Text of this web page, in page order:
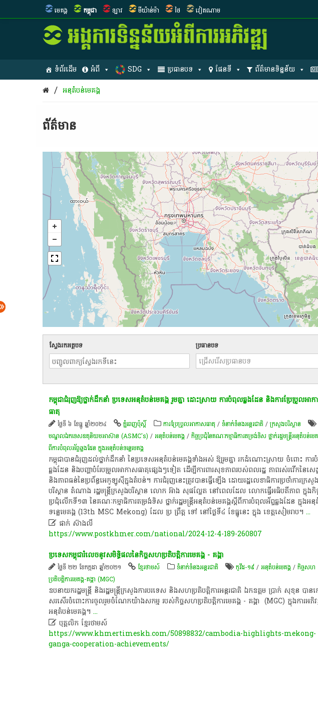
មេគង្គ កម្ពុជា ឡាវ មីយ៉ាន់ម៉ា ថៃ វៀតណាម
ទំព័រដើម អំពី SDG ប្រធានបទ ផែនទី ព័ត៌មានទិន្នន័យ
/ ​អនុ​តំបន់​មេគង្គ
ព័ត៌មាន​
ស្វែងរកអត្ថបទ ប្រធានបទ
កម្ពុជា​ជំរុញ​ឱ្យ​ថ្នាក់​ដឹកនាំ ​ប្រទេស​អនុតំបន់​មេគង្គ រួមគ្នា ​ដោះ​ស្រា​យ ការបំពុល​ឆ្លងដែន និង​ការ​ប្រែ​ប្រួល​អា​
ធាតុ
ថ្ងៃទី ៦ ខែធ្នូ ឆ្នាំ២០២៤ ភ្នំពេញប៉ុស្តិ៍ ការប្រែប្រួលអាកាសធាតុ/ទំនាក់ទំនងអន្តរជាតិ/ក្រសួងបរិស្ថាន
មណ្ឌលឯកទេសឧតុនិយមអាស៊ាន (ASMC's) /​អនុ​តំបន់​មេគង្គ /កិច្ចប្រជុំនៃគណៈកម្មាធិការ​តម្រង់ទិស​ ថ្នាក់​រដ្ឋមន្ត្រី​អនុតំបន់​មេ
ពី​ការ​បំពុលអ័ព្ទឆ្លងដែន ក្នុងអនុតំបន់ទន្លេមេគង្គ
កម្ពុជា​បានជំរុញ​ដល់ថ្នាក់​ដឹកនាំ នៃ​ប្រទេសអនុ​តំបន់មេគង្គ​ទាំងអស់ ឱ្យរួមគ្នា រក​ដំ​ណោះ​ស្រា​យ ចំពោះ កា
ឆ្លងដែន និងបញ្ហា​បំរែ​បម្រួល​អាកាសធាតុ​ផ្សេងៗ​ទៀត ដើម្បី​ការពារ​សុខភាព​របស់​ពលរដ្ឋ ភាព​រស់រវើក​នៃសេដ្
និង​ភាពធន់​នៃប្រព័ន្ធ​អេកូឡូស៊ី​ក្នុងតំបន់។ ការជំរុញនេះត្រូវបានធ្វើឡើង ដោយរដ្ឋលេខាធិការប្រចាំការក្រសួង
បរិស្ថាន តំណាង រដ្ឋមន្រ្តីក្រសួងបរិស្ថាន លោក អ៊ាង សុផល្លែត នៅពេលដែល លោកធ្វើអធិបតីភាព ក្នុងកិ
ប្រជុំលើកទី​១៣ នៃគណៈកម្មាធិការ​តម្រង់ទិស​ ថ្នាក់​រដ្ឋមន្ត្រី​អនុតំបន់​មេគង្គស្តី​ពី​ការ​បំពុលអ័ព្ទឆ្លងដែន ក្នុងអ
ទន្លេមេគង្គ (13th MSC Mekong) ដែល ប្រ ព្រឹត្ត ទៅ នៅថ្ងៃទី៤ ខែធ្នូ​នេះ ក្នុង​ ខេត្ត​សៀម​រាប។ ...
ផាក់ ស៊ាងលី
https://www.postkhmer.com/national/2024-12-4-189-260807
​ប្រទេស​កម្ពុជា​រំលេច​នូវ​សមិទ្ធិ​ផល​នៃ​កិច្ច​សហប្រតិបត្តិការ​មេគង្គ​ -​ គង្គា
ថ្ងៃទី ២២ ខែកក្កដា ឆ្នាំ២០២១ ខ្មែរថាមស៍ ទំនាក់ទំនងអន្តរជាតិ កូ​វី​ដ​-១៩/​អនុ​តំបន់​មេគង្គ /កិច្ច​សហ
ប្រតិបត្តិការ​មេគង្គ​​-គង្គា (MGC)
ឧបនាយករដ្ឋមន្ត្រី​ និង​រដ្ឋមន្ត្រី​ក្រសួងការបរទេស​ និង​សហប្រតិបត្តិការ​អន្តរជាតិ​ ឯកឧត្តម​ ប្រាក់​ សុ​ខុន​ បា
សរសើរ​ចំពោះ​ការ​ចូលរួម​ចំណែក​យ៉ាង​សកម្ម​ របស់​កិច្ច​សហប្រតិបត្តិការ​មេគង្គ​ -​ គង្គា​ ​ (MGC)​ ក្នុង​ការ​អភិ
អនុ​តំបន់​មេគង្គ​។​ ...
បុគ្គលិក​ ខ្មែរ​ថា​ម​ស៍​
https://www.khmertimeskh.com/50898832/cambodia-highlights-mekong-
ganga-cooperation-achievements/